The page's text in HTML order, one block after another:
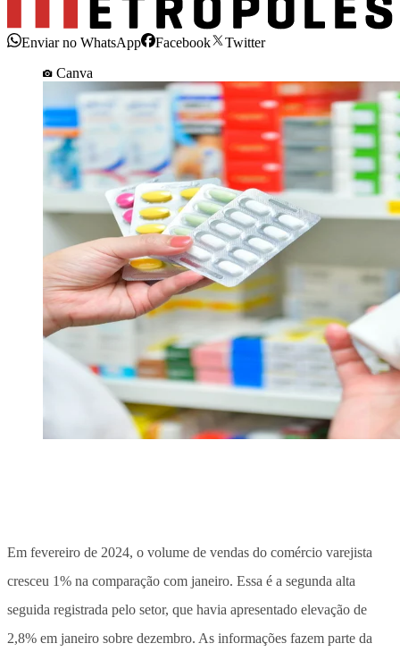
Enviar no WhatsApp Facebook
Twitter
Canva
Em fevereiro de 2024, o volume de vendas do comércio varejista
cresceu 1% na comparação com janeiro. Essa é a segunda alta
seguida registrada pelo setor, que havia apresentado elevação de
2,8% em janeiro sobre dezembro. As informações fazem parte da